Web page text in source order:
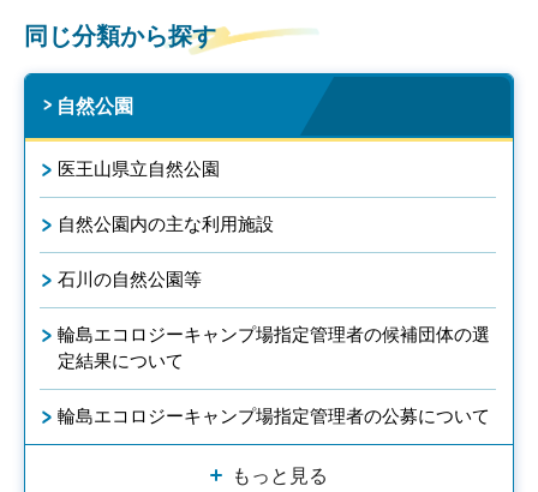
同じ分類から探す
自然公園
医王山県立自然公園
自然公園内の主な利用施設
石川の自然公園等
輪島エコロジーキャンプ場指定管理者の候補団体の選
定結果について
輪島エコロジーキャンプ場指定管理者の公募について
もっと見る